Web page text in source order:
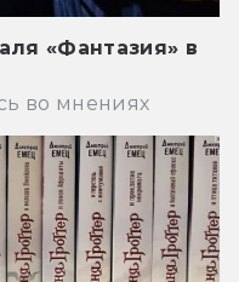
«Фантазия» в
во мнениях